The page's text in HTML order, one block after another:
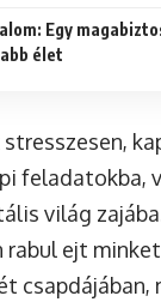
Egy
élet
feladatokba,
világ
rabul ejt
csapdájában,